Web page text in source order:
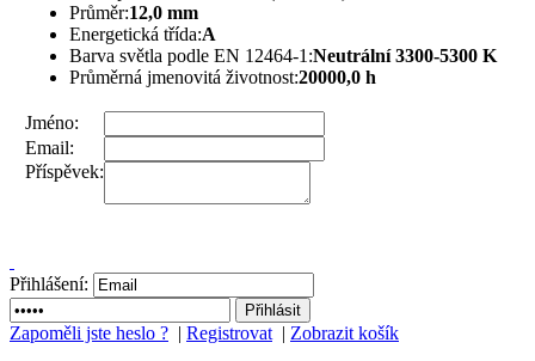
Průměr:12,0 mm
Energetická třída:A
Barva světla podle EN 12464-1:Neutrální 3300-5300 K
Průměrná jmenovitá životnost:20000,0 h
Jméno:
Email:
Příspěvek:
Přihlášení:
Zapoměli jste heslo ? | Registrovat | Zobrazit košík